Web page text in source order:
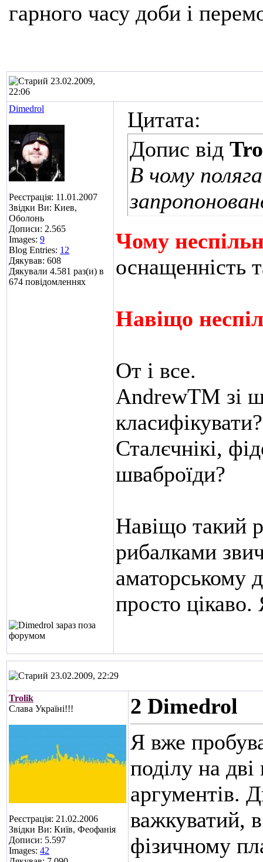
гарного часу доби і
23.02.2009,
22:06
Dimedrol
Реєстрація: 11.01.2007
Звідки Ви: Киев,
Оболонь
Дописи: 2.565
Images: 9
Blog Entries: 12
Дякував: 608
Дякували 4.581 раз(и) в
674 повідомленнях
Цитата:
Допис від
В чому
Чому
оснащенність
Навіщо
От і все.
AndrewTM зі
класифікувати?
Сталєчнікі,
шваброїди?
Навіщо такий
рибалками
аматорському
просто
23.02.2009, 22:29
Trolik
Слава Україні!!!
Реєстрація: 21.02.2006
Звідки Ви: Київ, Феофанія
Дописи: 5.597
Images: 42
2 Dimedrol
Я вже
поділу на
аргументів.
важкуватий,
фізичному